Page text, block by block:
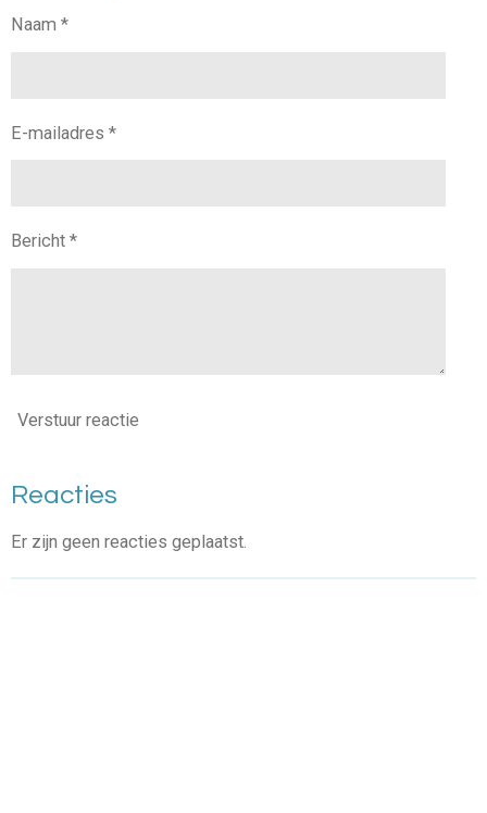
Naam *
E-mailadres *
Bericht *
Verstuur reactie
Reacties
Er zijn geen reacties geplaatst.